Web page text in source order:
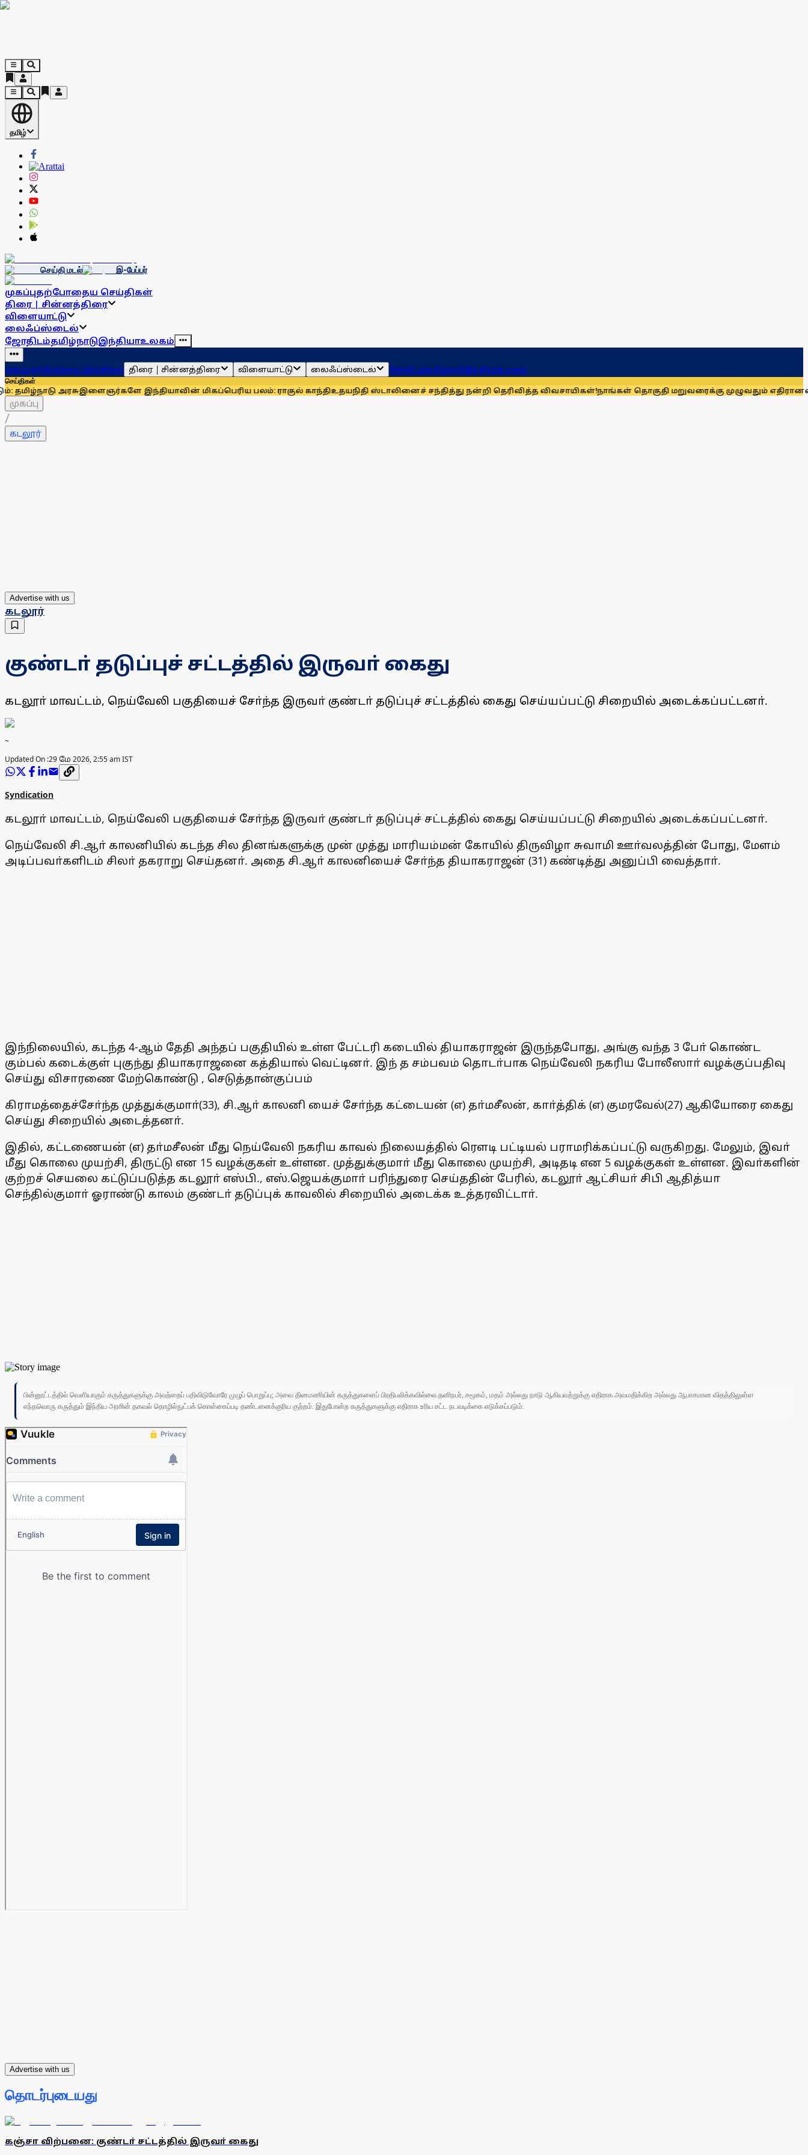
தமிழ்
செய்தி மடல் இ-பேப்பர்
முகப்புதற்போதைய செய்திகள்
திரை | சின்னத்திரை
விளையாட்டு
லைஃப்ஸ்டைல்
ஜோதிடம்தமிழ்நாடுஇந்தியாஉலகம்
முகப்புதற்போதைய செய்திகள் திரை | சின்னத்திரை விளையாட்டு லைஃப்ஸ்டைல் ஜோதிடம்தமிழ்நாடுஇந்தியாஉலகம்
செய்திகள்
அரசுஇளைஞர்களே இந்தியாவின் மிகப்பெரிய பலம்: ராகுல் காந்திஉதயநிதி ஸ்டாலினைச் சந்தித்து நன்றி தெரிவித்த விவசாயிகள்!நாங்கள் தொகுதி மறுவரைக்கு முழுவதும் எதிரானவர்கள்
முகப்பு
/
கடலூர்
Advertise with us
கடலூர்
குண்டா் தடுப்புச் சட்டத்தில் இருவா் கைது
கடலூா் மாவட்டம், நெய்வேலி பகுதியைச் சோ்ந்த இருவா் குண்டா் தடுப்புச் சட்டத்தில் கைது செய்யப்பட்டு சிறையில் அடைக்கப்பட்டனா்.
~
Updated On :29 மே 2026, 2:55 am IST
Syndication
கடலூா் மாவட்டம், நெய்வேலி பகுதியைச் சோ்ந்த இருவா் குண்டா் தடுப்புச் சட்டத்தில் கைது செய்யப்பட்டு சிறையில் அடைக்கப்பட்டனா்.
நெய்வேலி சி.ஆா் காலனியில் கடந்த சில தினங்களுக்கு முன் முத்து மாரியம்மன் கோயில் திருவிழா சுவாமி ஊா்வலத்தின் போது, மேளம்
அடிப்பவா்களிடம் சிலா் தகராறு செய்தனா். அதை சி.ஆா் காலனியைச் சோ்ந்த தியாகராஜன் (31) கண்டித்து அனுப்பி வைத்தாா்.
இந்நிலையில், கடந்த 4-ஆம் தேதி அந்தப் பகுதியில் உள்ள பேட்டரி கடையில் தியாகராஜன் இருந்தபோது, அங்கு வந்த 3 போ் கொண்ட
கும்பல் கடைக்குள் புகுந்து தியாகராஜனை கத்தியால் வெட்டினா். இந் த சம்பவம் தொடா்பாக நெய்வேலி நகரிய போலீஸாா் வழக்குப்பதிவு
செய்து விசாரணை மேற்கொண்டு , செடுத்தான்குப்பம்
கிராமத்தைச்சோ்ந்த முத்துக்குமாா்(33), சி.ஆா் காலனி யைச் சோ்ந்த கட்டையன் (எ) தா்மசீலன், காா்த்திக் (எ) குமரவேல்(27) ஆகியோரை கைது
செய்து சிறையில் அடைத்தனா்.
இதில், கட்டணையன் (எ) தா்மசீலன் மீது நெய்வேலி நகரிய காவல் நிலையத்தில் ரௌடி பட்டியல் பராமரிக்கப்பட்டு வருகிறது. மேலும், இவா்
மீது கொலை முயற்சி, திருட்டு என 15 வழக்குகள் உள்ளன. முத்துக்குமாா் மீது கொலை முயற்சி, அடிதடி என 5 வழக்குகள் உள்ளன. இவா்களின்
குற்றச் செயலை கட்டுப்படுத்த கடலூா் எஸ்பி., எஸ்.ஜெயக்குமாா் பரிந்துரை செய்ததின் பேரில், கடலூா் ஆட்சியா் சிபி ஆதித்யா
செந்தில்குமாா் ஓராண்டு காலம் குண்டா் தடுப்புக் காவலில் சிறையில் அடைக்க உத்தரவிட்டாா்.
பின்னூட்டத்தில் வெளியாகும் கருத்துகளுக்கு அவற்றைப் பதிவிடுவோரே முழுப் பொறுப்பு; அவை தினமணியின் கருத்துகளைப் பிரதிபலிக்கவில்லை.தனிநபர், சமூகம், மதம் அல்லது நாடு ஆகியவற்றுக்கு எதிராக அவமதிக்கிற அல்லது ஆபாசமான விதத்திலுள்ள
எந்தவொரு கருத்தும் இந்திய அரசின் தகவல் தொழில்நுட்பக் கொள்கைப்படி தண்டனைக்குரிய குற்றம். இதுபோன்ற கருத்துகளுக்கு எதிராக உரிய சட்ட நடவடிக்கை எடுக்கப்படும்.
Advertise with us
தொடர்புடையது
கஞ்சா விற்பனை: குண்டா் சட்டத்தில் இருவா் கைது